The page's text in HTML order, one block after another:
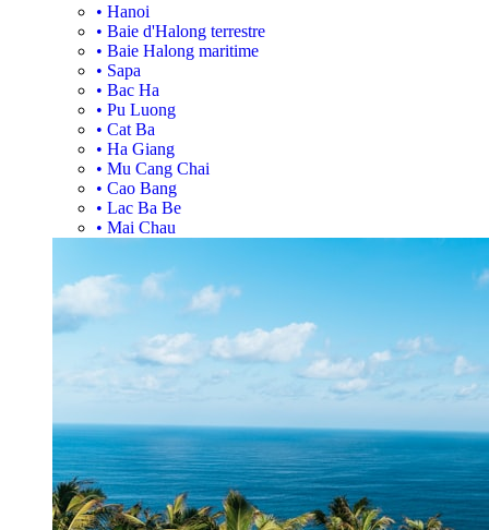
• Hanoi
• Baie d'Halong terrestre
• Baie Halong maritime
• Sapa
• Bac Ha
• Pu Luong
• Cat Ba
• Ha Giang
• Mu Cang Chai
• Cao Bang
• Lac Ba Be
• Mai Chau